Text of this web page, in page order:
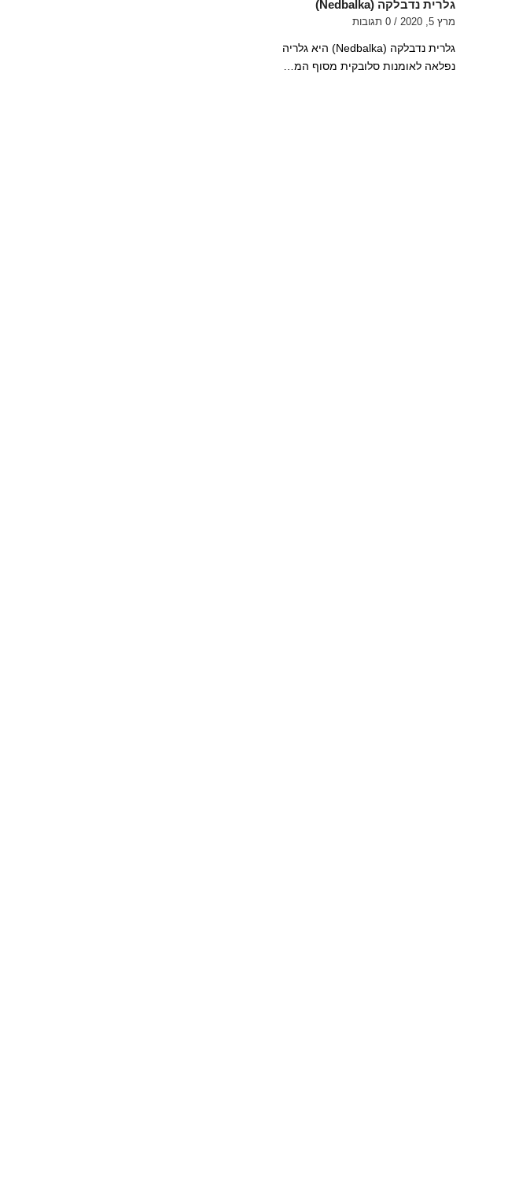
גלרית נדבלקה (Nedbalka)
מרץ 5, 2020 / 0 תגובות
גלרית נדבלקה (Nedbalka) היא גלריה
נפלאה לאומנות סלובקית מסוף המ…